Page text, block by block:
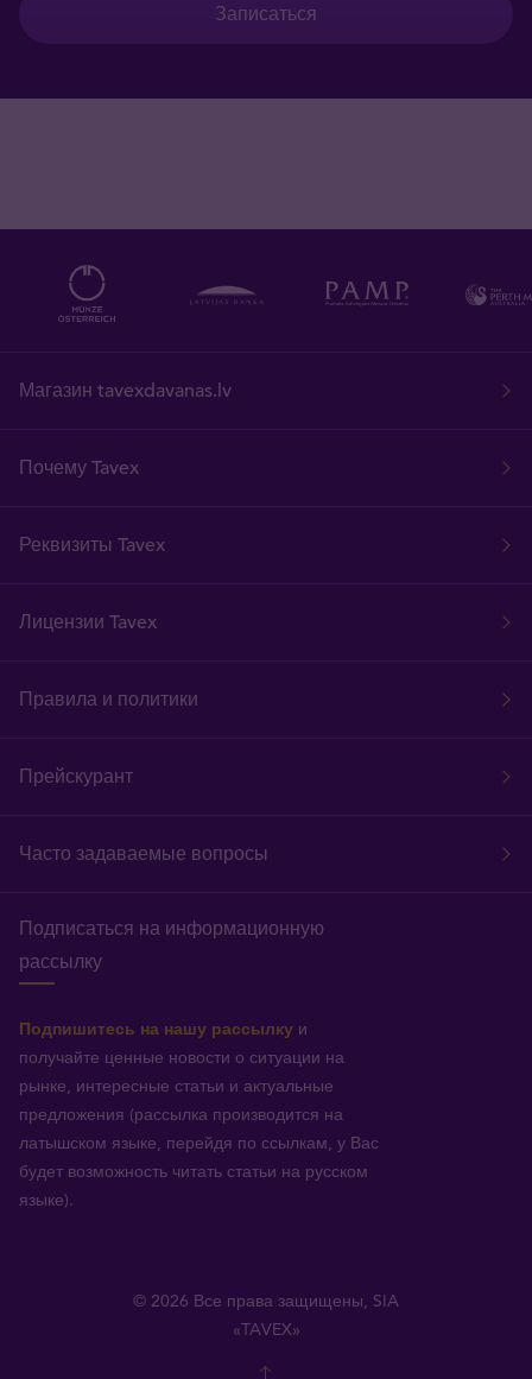
Записаться
Магазин tavexdavanas.lv
Почему Tavex
Реквизиты Tavex
Лицензии Tavex
Правила и политики
Прейскурант
Часто задаваемые вопросы
Подписаться на информационную
рассылку
Подпишитесь на нашу рассылку и
получайте ценные новости о ситуации на
рынке, интересные статьи и актуальные
предложения (рассылка производится на
латышском языке, перейдя по ссылкам, у Вас
будет возможность читать статьи на русском
языке).
© 2026 Все права защищены, SIA
«TAVEX»